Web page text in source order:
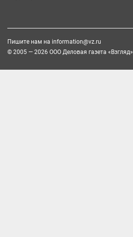
Пишите нам на information@vz.ru
© 2005 — 2026 ООО Деловая газета «Взгляд»